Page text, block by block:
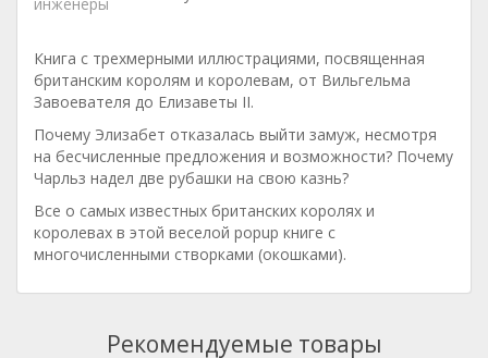
Книга с трехмерными иллюстрациями, посвященная
британским королям и королевам, от Вильгельма
Завоевателя до Елизаветы II.
Почему Элизабет отказалась выйти замуж, несмотря
на бесчисленные предложения и возможности? Почему
Чарльз надел две рубашки на свою казнь?
Все о самых известных британских королях и
королевах в этой веселой popup книге с
многочисленными створками (окошками).
Рекомендуемые товары